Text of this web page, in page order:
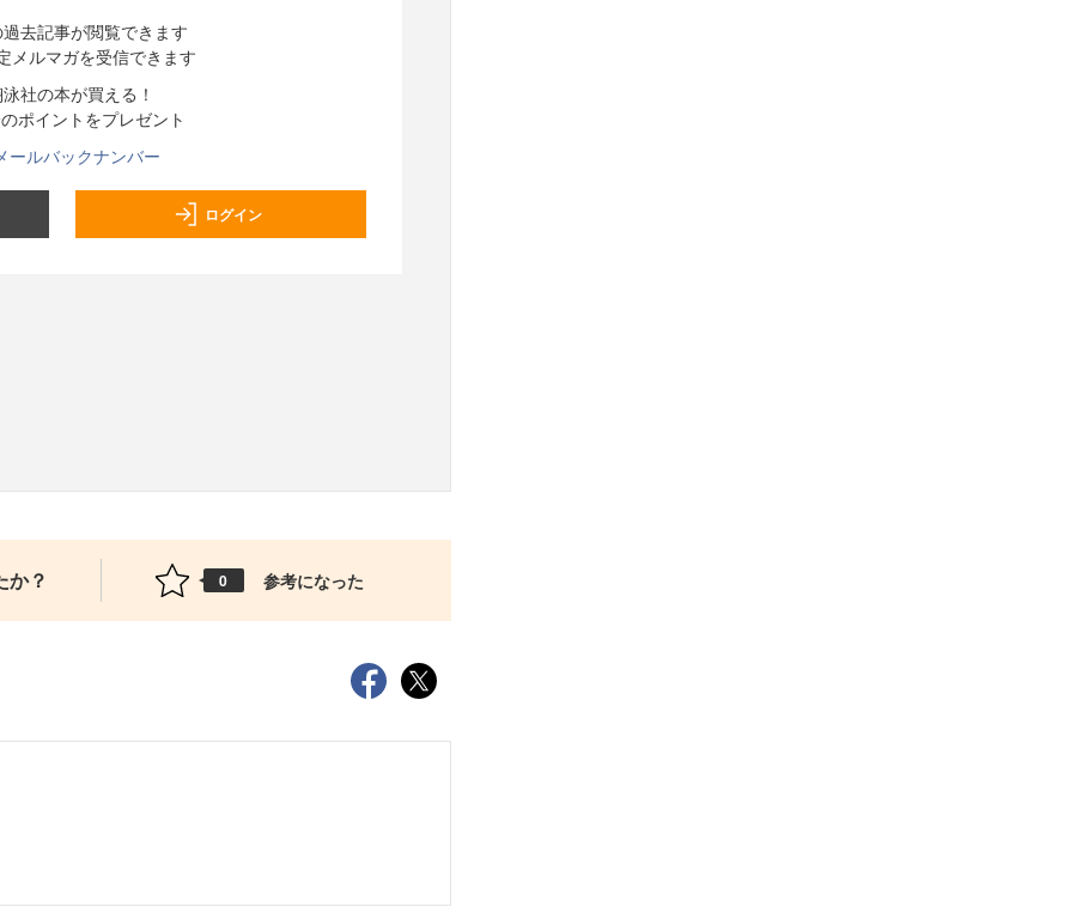
過去記事が閲覧できます
メルマガを受信できます
泳社の本が買える！
ポイントをプレゼント
ールバックナンバー
ログイン
か？ 0 参考になった